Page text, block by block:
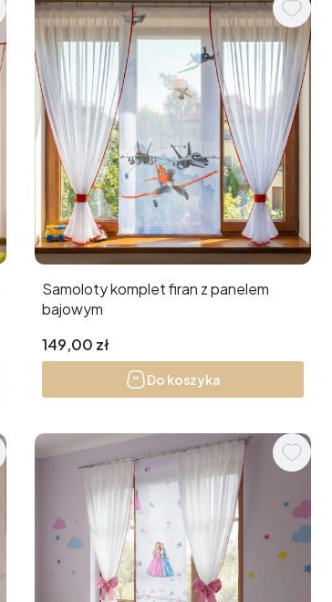
Samoloty komplet firan z panelem
bajowym
Cena
149,00 zł
Do koszyka